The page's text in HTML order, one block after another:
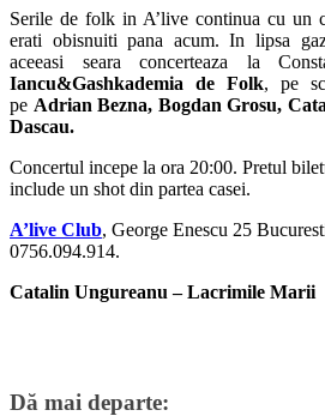
Serile de folk in A’live continua cu un
erati obisnuiti pana acum. In lipsa
aceeasi seara concerteaza la
Iancu&Gashkademia de Folk, pe
pe Adrian Bezna, Bogdan Grosu,
Dascau.
Concertul incepe la ora 20:00. Pretul
include un shot din partea casei.
A’live Club, George Enescu 25
0756.094.914.
Catalin Ungureanu –Lacrimile Marii
Dă mai departe: